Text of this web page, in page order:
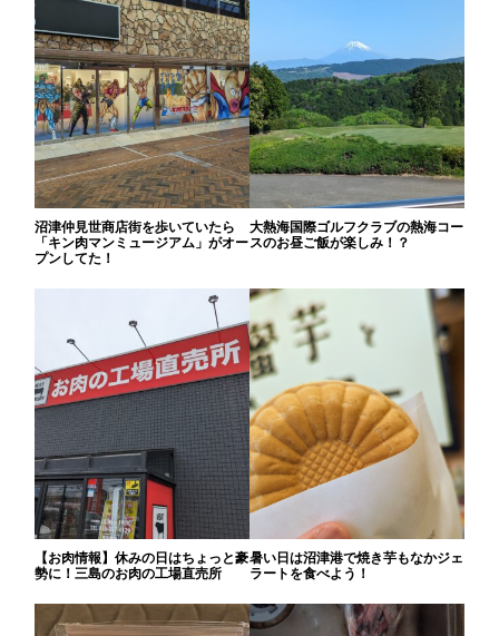
沼津仲見世商店街を歩いていたら
「キン肉マンミュージアム」がオー
プンしてた！
大熱海国際ゴルフクラブの熱海コー
スのお昼ご飯が楽しみ！？
【お肉情報】休みの日はちょっと豪
勢に！三島のお肉の工場直売所
暑い日は沼津港で焼き芋もなかジェ
ラートを食べよう！